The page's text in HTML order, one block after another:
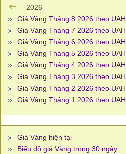
2026
Giá Vàng Tháng 8 2026 theo UAH
Giá Vàng Tháng 7 2026 theo UAH
Giá Vàng Tháng 6 2026 theo UAH
Giá Vàng Tháng 5 2026 theo UAH
Giá Vàng Tháng 4 2026 theo UAH
Giá Vàng Tháng 3 2026 theo UAH
Giá Vàng Tháng 2 2026 theo UAH
Giá Vàng Tháng 1 2026 theo UAH
Giá Vàng hiện tại
Biểu đồ giá Vàng trong 30 ngày